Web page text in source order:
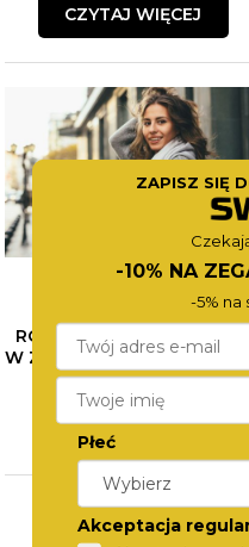
CZYTAJ WIĘCEJ
RÓŻNE OBLICZA SZAROŚCI
W ZEGARKACH CALVIN
– SPRAWDŹ NASZE
PROPOZYCJE
CZYTAJ WIĘCEJ
ZAPISZ SIĘ
-10% NA
-5% na
Płeć
Akceptacja